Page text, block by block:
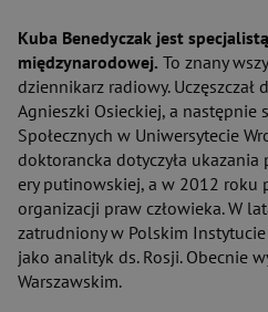
Kuba Benedyczak jest
międzynarodowej. To znany
dziennikarz radiowy. Uczęszczał
Agnieszki Osieckiej, a następnie
Społecznych w Uniwersytecie
doktorancka dotyczyła
ery putinowskiej, a w 2012 roku
organizacji praw człowieka. W
zatrudniony w Polskim
jako analityk ds. Rosji. Obecnie
Warszawskim.